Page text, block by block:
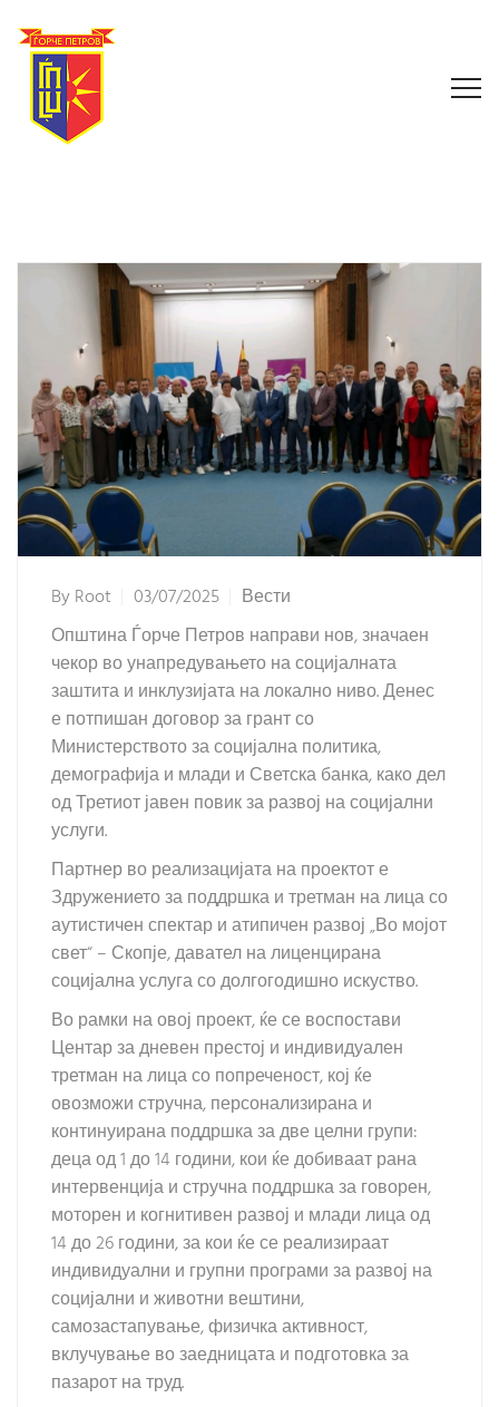
ByRoot 03/07/2025
Вести
Општина Ѓорче Петров направи нов, значаен
чекор во унапредувањето на социјалната
заштита и инклузијата на локално ниво. Денес
е потпишан договор за грант со
Министерството за социјална политика,
демографија и млади и Светска банка, како дел
од Третиот јавен повик за развој на социјални
услуги.
Партнер во реализацијата на проектот е
Здружението за поддршка и третман на лица со
аутистичен спектар и атипичен развој „Во мојот
свет“ – Скопје, давател на лиценцирана
социјална услуга со долгогодишно искуство.
Во рамки на овој проект, ќе се воспостави
Центар за дневен престој и индивидуален
третман на лица со попреченост, кој ќе
овозможи стручна, персонализирана и
континуирана поддршка за две целни групи:
деца од 1 до 14 години, кои ќе добиваат рана
интервенција и стручна поддршка за говорен,
моторен и когнитивен развој и млади лица од
14 до 26 години, за кои ќе се реализираат
индивидуални и групни програми за развој на
социјални и животни вештини,
самозастапување, физичка активност,
вклучување во заедницата и подготовка за
пазарот на труд.